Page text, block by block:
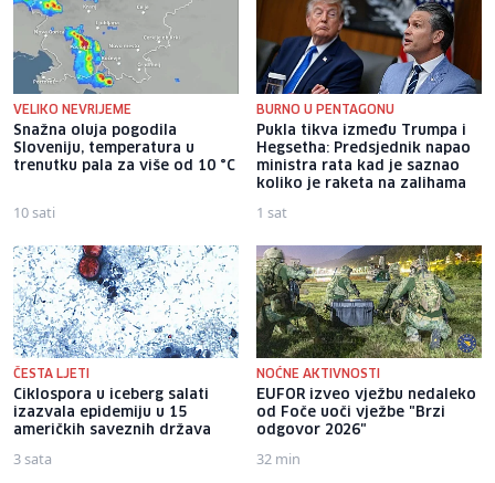
VELIKO NEVRIJEME
Snažna oluja pogodila
Sloveniju, temperatura u
trenutku pala za više od 10 °C
10 sati
BURNO U PENTAGONU
Pukla tikva između Trumpa i
Hegsetha: Predsjednik napao
ministra rata kad je saznao
koliko je raketa na zalihama
1 sat
ČESTA LJETI
Ciklospora u iceberg salati
izazvala epidemiju u 15
američkih saveznih država
3 sata
NOĆNE AKTIVNOSTI
EUFOR izveo vježbu nedaleko
od Foče uoči vježbe "Brzi
odgovor 2026"
32 min